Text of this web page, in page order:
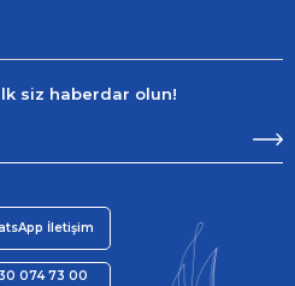
siz haberdar olun!
İletişim
074 73 00